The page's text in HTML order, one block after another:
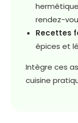
rendez-
Recettes
épices et
Intègre ces
cuisine